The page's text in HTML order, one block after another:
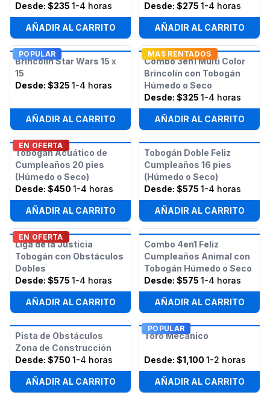
Desde: $235 1-4 horas
AÑADIR AL CARRITO
Desde: $275 1-4 horas
AÑADIR AL CARRITO
POPULAR
Brincolín Star Wars 15 x
15
Desde: $325 1-4 horas
AÑADIR AL CARRITO
MAS RENTADOS
Combo 3en1 Multi Color
Brincolín con Tobogán
Húmedo o Seco
Desde: $325 1-4 horas
AÑADIR AL CARRITO
EN OFERTA
Tobogán Acuático de
Cumpleaños 20 pies
(Húmedo o Seco)
Desde: $450 1-4 horas
AÑADIR AL CARRITO
Tobogán Doble Feliz
Cumpleaños 16 pies
(Húmedo o Seco)
Desde: $575 1-4 horas
AÑADIR AL CARRITO
EN OFERTA
Liga de la Justicia
Tobogán con Obstáculos
Dobles
Desde: $575 1-4 horas
AÑADIR AL CARRITO
Combo 4en1 Feliz
Cumpleaños Animal con
Tobogán Húmedo o Seco
Desde: $575 1-4 horas
AÑADIR AL CARRITO
Pista de Obstáculos
Zona de Construcción
Desde: $750 1-4 horas
AÑADIR AL CARRITO
POPULAR
Toro Mecánico
Desde: $1,100 1-2 horas
AÑADIR AL CARRITO